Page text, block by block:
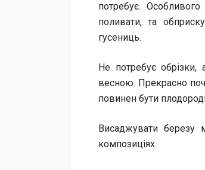
потребує.
поливати, та
гусениць.
Не потребує
весною. Прекрасно
повинен бути
Висаджувати березу
композиціях.